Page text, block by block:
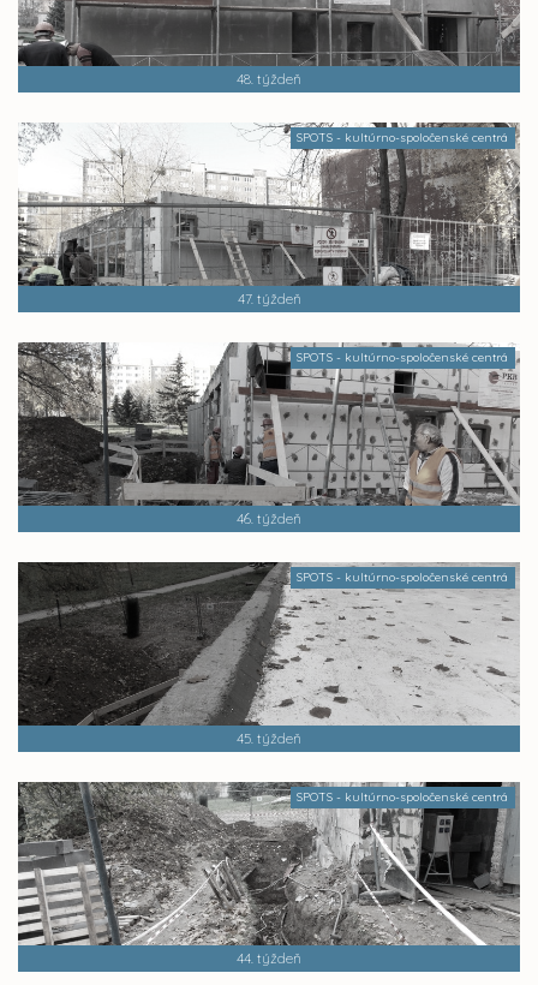
48. týždeň
SPOTS - kultúrno-spoločenské centrá
47. týždeň
SPOTS - kultúrno-spoločenské centrá
46. týždeň
SPOTS - kultúrno-spoločenské centrá
45. týždeň
SPOTS - kultúrno-spoločenské centrá
44. týždeň